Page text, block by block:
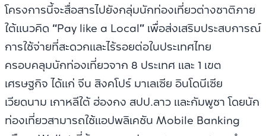
โครงการนี้จะสื่อสารไปยังกลุ่มนักท่องเที่ยวต่างชาติภาย
ใต้แนวคิด “Pay like a Local” เพื่อส่งเสริมประสบการณ์
การใช้จ่ายที่สะดวกและไร้รอยต่อในประเทศไทย
ครอบคลุมนักท่องเที่ยวจาก 8 ประเทศ และ 1 เขต
เศรษฐกิจ ได้แก่ จีน สิงคโปร์ มาเลเซีย อินโดนีเซีย
เวียดนาม เกาหลีใต้ ฮ่องกง สปป.ลาว และกัมพูชา โดยนัก
ท่องเที่ยวสามารถใช้แอปพลิเคชัน Mobile Banking